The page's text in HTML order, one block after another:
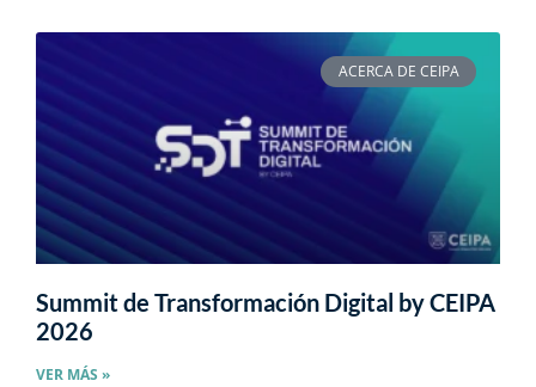
ACERCA DE CEIPA
Summit de Transformación Digital by CEIPA
2026
VER MÁS »